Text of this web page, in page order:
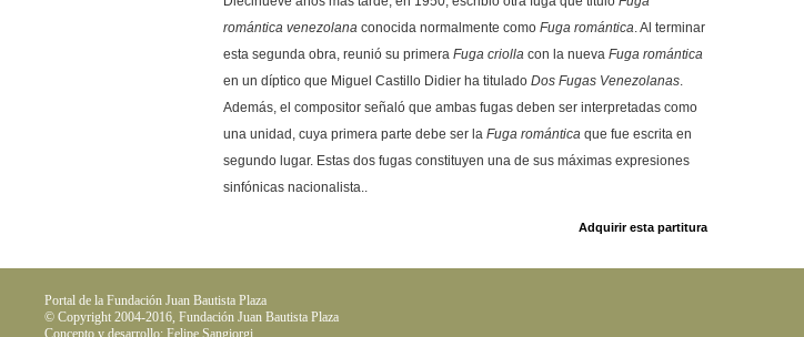
romántica venezolana conocida normalmente como Fuga romántica. Al terminar
esta segunda obra, reunió su primera Fuga criolla con la nueva Fuga romántica
en un díptico que Miguel Castillo Didier ha titulado Dos Fugas Venezolanas.
Además, el compositor señaló que ambas fugas deben ser interpretadas como
una unidad, cuya primera parte debe ser la Fuga romántica que fue escrita en
segundo lugar. Estas dos fugas constituyen una de sus máximas expresiones
sinfónicas nacionalista..
Adquirir esta partitura
Portal de la Fundación Juan Bautista Plaza
© Copyright 2004-2016, Fundación Juan Bautista Plaza
Concepto y desarrollo: Felipe Sangiorgi